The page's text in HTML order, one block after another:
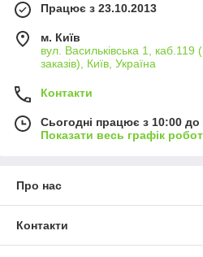
Працює з 23.10.2013
м. Київ
вул. Васильківська 1,
заказів), Київ, Україна
Контакти
Сьогодні працює з 10:00 до
Показати весь графік
Про нас
Контакти